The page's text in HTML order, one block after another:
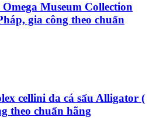
Museum Collection
gia công theo chuẩn
cellini da cá sấu Alligator (
theo chuẩn hãng